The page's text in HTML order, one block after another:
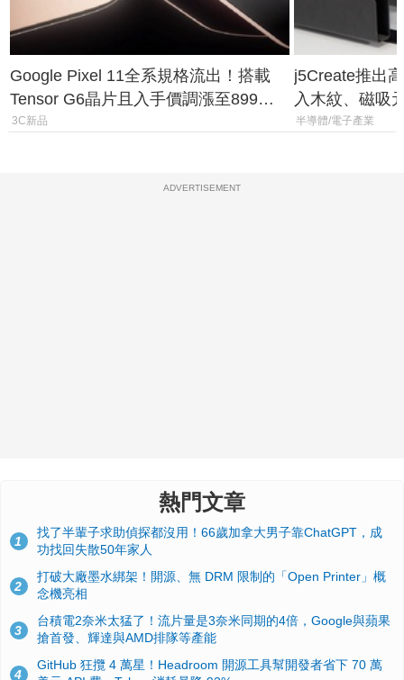
Google Pixel 11全系規格流出！搭載
Tensor G6晶片且入手價調漲至899美
元
3C新品
j5Create推出
入木紋、磁吸
半導體/電子產業
ADVERTISEMENT
熱門文章
1
找了半輩子求助偵探都沒用！66歲加拿大男子靠ChatGPT，成
功找回失散50年家人
2
打破大廠墨水綁架！開源、無 DRM 限制的「Open Printer」概
念機亮相
3
台積電2奈米太猛了！流片量是3奈米同期的4倍，Google與蘋果
搶首發、輝達與AMD排隊等產能
4
GitHub 狂攬 4 萬星！Headroom 開源工具幫開發者省下 70 萬